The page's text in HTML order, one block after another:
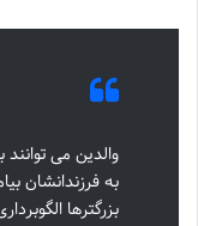
والدین می
به فرزندانشان
بزرگترها